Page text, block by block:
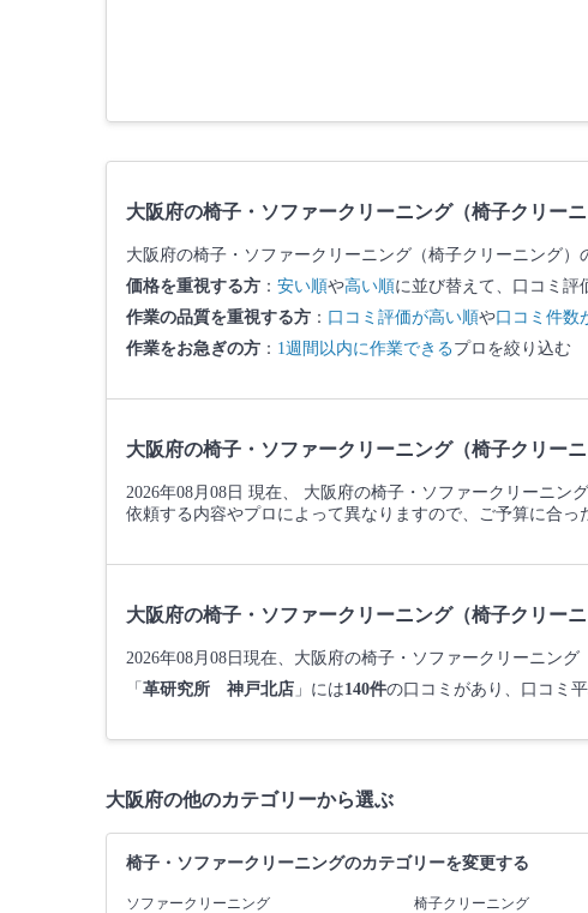
大阪府の椅子・ソファークリーニング（椅子クリー
大阪府の椅子・ソファークリーニング（椅子クリーニング）
価格を重視する方 ： 安い順や高い順に並び替えて、口コミ評
作業の品質を重視する方 ： 口コミ評価が高い順や口コミ件数
作業をお急ぎの方 ： 1週間以内に作業できるプロを絞り込む
大阪府の椅子・ソファークリーニング（椅子クリー
2026年08月08日 現在、 大阪府の椅子・ソファークリーニン
依頼する内容やプロによって異なりますので、ご予算に合っ
大阪府の椅子・ソファークリーニング（椅子クリー
2026年08月08日現在、大阪府の椅子・ソファークリーニン
「 革研究所 神戸北店 」には140件の口コミがあり、口コミ
大阪府の他のカテゴリーから選ぶ
椅子・ソファークリーニングのカテゴリーを変更する
ソファークリーニング 椅子クリーニング